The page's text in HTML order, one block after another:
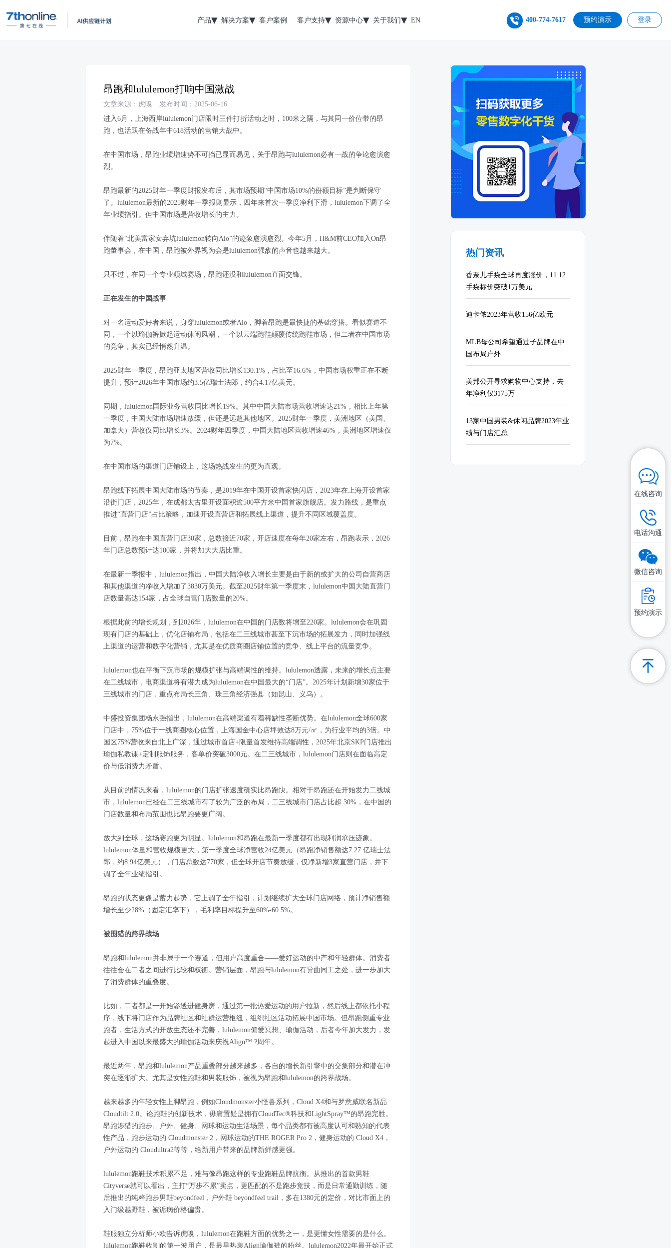
产品 解决方案 客户案例 客户支持 资源中心 关于我们 EN 400-774-7617 预约演示 登录
昂跑和lululemon打响中国激战
文章来源：虎嗅
发布时间：2025-06-16
进入6月，上海西岸lululemon门店限时三件打折活动之时，100米之隔，与其同一价位带的昂
跑，也活跃在备战年中618活动的营销大战中。
在中国市场，昂跑业绩增速势不可挡已显而易见，关于昂跑与lululemon必有一战的争论愈演愈
烈。
昂跑最新的2025财年一季度财报发布后，其市场预期“中国市场10%的份额目标”是判断保守
了。lululemon最新的2025财年一季报则显示，四年来首次一季度净利下滑，lululemon下调了全
年业绩指引。但中国市场是营收增长的主力。
伴随着“北美富家女弃坑lululemon转向Alo”的迹象愈演愈烈。今年5月，H&M前CEO加入On昂
跑董事会，在中国，昂跑被外界视为会是lululemon强敌的声音也越来越大。
只不过，在同一个专业领域赛场，昂跑还没和lululemon直面交锋。
正在发生的中国战事
对一名运动爱好者来说，身穿lululemon或者Alo，脚着昂跑是最快捷的基础穿搭。看似赛道不
同，一个以瑜伽裤掀起运动休闲风潮，一个以云端跑鞋颠覆传统跑鞋市场，但二者在中国市场
的竞争，其实已经悄然升温。
2025财年一季度，昂跑亚太地区营收同比增长130.1%，占比至16.6%，中国市场权重正在不断
提升，预计2026年中国市场约3.5亿瑞士法郎，约合4.17亿美元。
同期，lululemon国际业务营收同比增长19%。其中中国大陆市场营收增速达21%，相比上年第
一季度，中国大陆市场增速放缓，但还是远超其他地区。2025财年一季度，美洲地区（美国、
加拿大）营收仅同比增长3%。2024财年四季度，中国大陆地区营收增速46%，美洲地区增速仅
为7%。
在中国市场的渠道门店铺设上，这场热战发生的更为直观。
昂跑线下拓展中国大陆市场的节奏，是2019年在中国开设首家快闪店，2023年在上海开设首家
沿街门店，2025年，在成都太古里开设面积逾500平方米中国首家旗舰店。发力路线，是重点
推进“直营门店”占比策略，加速开设直营店和拓展线上渠道，提升不同区域覆盖度。
目前，昂跑在中国直营门店30家，总数接近70家，开店速度在每年20家左右，昂跑表示，2026
年门店总数预计达100家，并将加大大店比重。
在最新一季报中，lululemon指出，中国大陆净收入增长主要是由于新的或扩大的公司自营商店
和其他渠道的净收入增加了3830万美元。截至2025财年第一季度末，lululemon中国大陆直营门
店数量高达154家，占全球自营门店数量的20%。
根据此前的增长规划，到2026年，lululemon在中国的门店数将增至220家。lululemon会在巩固
现有门店的基础上，优化店铺布局，包括在二三线城市甚至下沉市场的拓展发力，同时加强线
上渠道的运营和数字化营销，尤其是在优质商圈店铺位置的竞争、线上平台的流量竞争。
lululemon也在平衡下沉市场的规模扩张与高端调性的维持。lululemon透露，未来的增长点主要
在二线城市，电商渠道将有潜力成为lululemon在中国最大的“门店”。2025年计划新增30家位于
三线城市的门店，重点布局长三角、珠三角经济强县（如昆山、义乌）。
中盛投资集团杨永强指出，lululemon在高端渠道有着稀缺性垄断优势。在lululemon全球600家
门店中，75%位于一线商圈核心位置，上海国金中心店坪效达8万元/㎡，为行业平均的3倍。中
国区75%营收来自北上广深，通过城市首店+限量首发维持高端调性，2025年北京SKP门店推出
瑜伽私教课+定制服饰服务，客单价突破3000元。在二三线城市，lululemon门店则在面临高定
价与低消费力矛盾。
从目前的情况来看，lululemon的门店扩张速度确实比昂跑快。相对于昂跑还在开始发力二线城
市，lululemon已经在二三线城市有了较为广泛的布局，二三线城市门店占比超 30%，在中国的
门店数量和布局范围也比昂跑要更广阔。
放大到全球，这场赛跑更为明显。lululemon和昂跑在最新一季度都有出现利润承压迹象。
lululemon体量和营收规模更大，第一季度全球净营收24亿美元（昂跑净销售额达7.27 亿瑞士法
郎，约8.94亿美元），门店总数达770家，但全球开店节奏放缓，仅净新增3家直营门店，并下
调了全年业绩指引。
昂跑的状态更像是蓄力起势，它上调了全年指引，计划继续扩大全球门店网络，预计净销售额
增长至少28%（固定汇率下），毛利率目标提升至60%-60.5%。
被围猎的跨界战场
昂跑和lululemon并非属于一个赛道，但用户高度重合——爱好运动的中产和年轻群体。消费者
往往会在二者之间进行比较和权衡。营销层面，昂跑与lululemon有异曲同工之处，进一步加大
了消费群体的重叠度。
比如，二者都是一开始渗透进健身房，通过第一批热爱运动的用户拉新，然后线上都依托小程
序，线下将门店作为品牌社区和社群运营枢纽，组织社区活动拓展中国市场。但昂跑侧重专业
跑者，生活方式的开放生态还不完善，lululemon偏爱冥想、瑜伽活动，后者今年加大发力，发
起进入中国以来最盛大的瑜伽活动来庆祝Align™ ?周年。
最近两年，昂跑和lululemon产品重叠部分越来越多，各自的增长新引擎中的交集部分和潜在冲
突在逐渐扩大。尤其是女性跑鞋和男装服饰，被视为昂跑和lululemon的跨界战场。
越来越多的年轻女性上脚昂跑，例如Cloudmonster小怪兽系列，Cloud X4和与罗意威联名新品
Cloudtilt 2.0。论跑鞋的创新技术，毋庸置疑是拥有CloudTec®科技和LightSpray™的昂跑完胜。
昂跑涉猎的跑步、户外、健身、网球和运动生活场景，每个品类都有被高度认可和熟知的代表
性产品，跑步运动的 Cloudmonster 2，网球运动的THE ROGER Pro 2，健身运动的 Cloud X4，
户外运动的 Cloudultra2等等，给新用户带来的品牌新鲜感更强。
lululemon跑鞋技术积累不足，难与像昂跑这样的专业跑鞋品牌抗衡。从推出的首款男鞋
Cityverse就可以看出，主打“万步不累”卖点，更匹配的不是跑步竞技，而是日常通勤训练，随
后推出的纯粹跑步男鞋beyondfeel，户外鞋 beyondfeel trail，多在1380元的定价，对比市面上的
入门级越野鞋，被诟病价格偏贵。
鞋服独立分析师小欧告诉虎嗅，lululemon在跑鞋方面的优势之一，是更懂女性需要的是什么。
lululemon跑鞋收割的第一波用户，是最早热衷Align瑜伽裤的粉丝。lululemon2022年最开始正式
热门资讯
香奈儿手袋全球再度涨价，11.12
手袋标价突破1万美元
迪卡侬2023年营收156亿欧元
MLB母公司希望通过子品牌在中
国布局户外
美邦公开寻求购物中心支持，去
年净利仅3175万
13家中国男装&休闲品牌2023年业
绩与门店汇总
在线咨询
电话沟通
微信咨询
预约演示